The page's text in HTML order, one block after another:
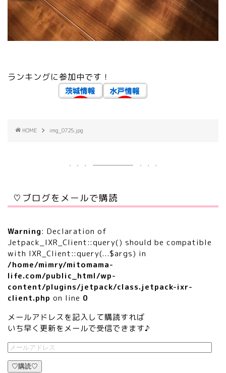
ランキングに参加中です！
HOME img_0725.jpg
♡ブログをメールで購読
Warning: Declaration of
Jetpack_IXR_Client::query() should be compatible
with IXR_Client::query(...$args) in
/home/mimry/mitomama-
life.com/public_html/wp-
content/plugins/jetpack/class.jetpack-ixr-
client.php on line 0
メールアドレスを記入して購読すれば
いち早く更新をメールで受信できます♪
♡購読♡